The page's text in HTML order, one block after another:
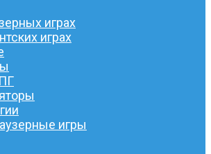
играх
играх
игры